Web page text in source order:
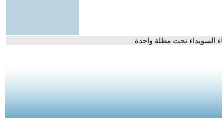
السويداء تحت مظلة واحدة